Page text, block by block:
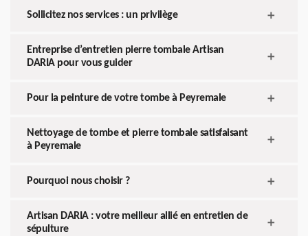
Sollicitez nos services : un privilège
Entreprise d’entretien pierre tombale Artisan
DARIA pour vous guider
Pour la peinture de votre tombe à Peyremale
Nettoyage de tombe et pierre tombale satisfaisant
à Peyremale
Pourquoi nous choisir ?
Artisan DARIA : votre meilleur allié en entretien de
sépulture